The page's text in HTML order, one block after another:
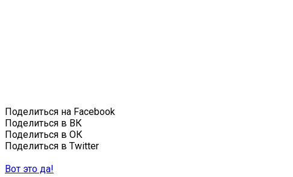
Поделиться на Facebook
Поделиться в ВК
Поделиться в ОК
Поделиться в Twitter
Вот это да!